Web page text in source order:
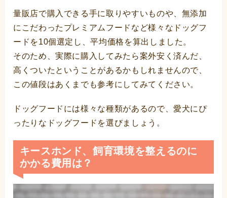
量販店で購入できる手に取りやすいものや、無添加
にこだわったプレミアムフードなど様々なドッグフ
ードを10個選定し、平均価格を算出しました。
そのため、実際に購入してみたら案外安く済んだ、
高くついたということがあるかもしれませんので、
この値段はあくまでも参考にしてみてください。
ドッグフードには様々な種類があるので、愛犬にぴ
ったりなドッグフードを選びましょう。
キースホンド、飼育環境を整えるのに
かかる費用は？